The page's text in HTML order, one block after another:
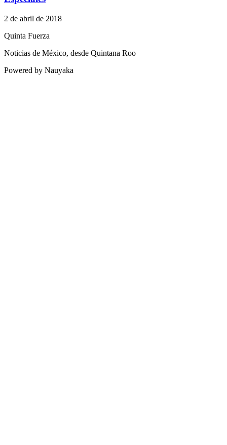
2 de abril de 2018
Quinta Fuerza
Noticias de México, desde Quintana Roo
Powered by Nauyaka